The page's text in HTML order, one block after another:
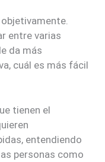
entre varias
da más
cuál es más fácil
tienen el
entendiendo
personas como